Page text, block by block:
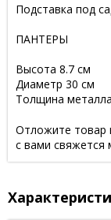
Подставка под
ПАНТЕРЫ
Высота 8.7 см
Диаметр 30 см
Толщина
Отложите товар
с вами свяжется